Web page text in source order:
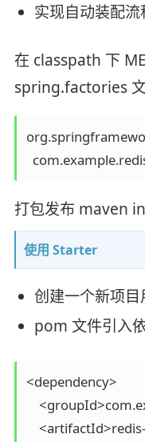
实现自动装配流
在 classpath 下
spring.factories 文
打包发布 maven
使用 Starter
创建一个新项
pom 文件引入
<dependency>